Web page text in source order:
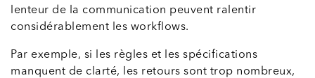
lenteur de la communication peuvent ralentir
considérablement les workflows.
Par exemple, si les règles et les spécifications
manquent de clarté, les retours sont trop nombreux,